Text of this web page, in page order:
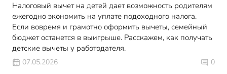
Налоговый вычет на детей дает возможность родителям
ежегодно экономить на уплате подоходного налога.
Если вовремя и грамотно оформить вычеты, семейный
бюджет останется в выигрыше. Расскажем, как получать
детские вычеты у работодателя.
07.05.2026 0